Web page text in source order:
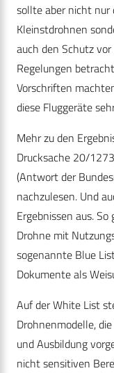
sollte aber nicht nur
Kleinstdrohnen
auch den Schutz
Regelungen
Vorschriften
diese Fluggeräte
Mehr zu den
Drucksache 20/
(Antwort der
nachzulesen. Und
Ergebnissen aus.
Drohne mit
sogenannte Blue
Dokumente als
Auf der White List
Drohnenmodelle,
und Ausbildung
nicht sensitiven